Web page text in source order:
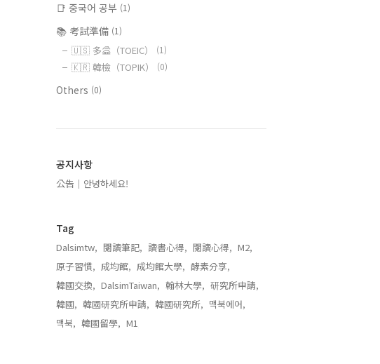
📑 중국어 공부 (1)
📚 考試準備 (1)
🇺🇸 多益（TOEIC） (1)
🇰🇷 韓檢（TOPIK） (0)
Others (0)
공지사항
公告｜안녕하세요!
Tag
Dalsimtw, 閱讀筆記, 讀書心得, 閱讀心得, M2,
原子習慣, 成均館, 成均館大學, 酵素分享,
韓國交換, DalsimTaiwan, 翰林大學, 研究所申請,
韓國, 韓國研究所申請, 韓國研究所, 맥북에어,
맥북, 韓國留學, M1,